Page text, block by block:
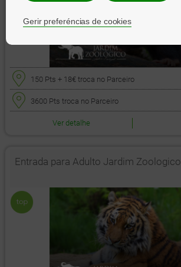
Gerir preferéncias de cookies
150 Pts + 18€troca no Parceiro
3600 Pts troca no Parceiro
Ver detalhe
Entrada para Adulto Jardim Zoologico